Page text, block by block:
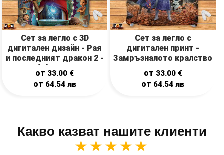
Сет за легло с 3D
дигитален дизайн - Рая
и последният дракон 2 -
Raya and the Last Dragon
2
от 33.00 €
от 64.54 лв
Сет за легло с
дигитален принт -
Замръзналото кралство
2019 - Frozen 2019
от 33.00 €
от 64.54лв
Какво казват нашите клиенти
★★★★★